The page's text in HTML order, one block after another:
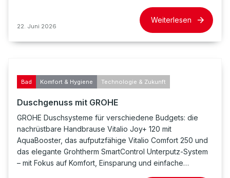
22. Juni 2026
Weiterlesen
Bad Komfort & Hygiene Technologie & Zukunft
Duschgenuss mit GROHE
GROHE Duschsysteme für verschiedene Budgets: die
nachrüstbare Handbrause Vitalio Joy+ 120 mit
AquaBooster, das aufputzfähige Vitalio Comfort 250 und
das elegante Grohtherm SmartControl Unterputz-System
– mit Fokus auf Komfort, Einsparung und einfache…